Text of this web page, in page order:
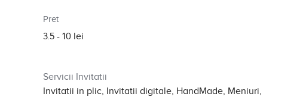
Pret
3.5 - 10 lei
Servicii Invitatii
Invitatii in plic, Invitatii digitale, HandMade, Meniuri,